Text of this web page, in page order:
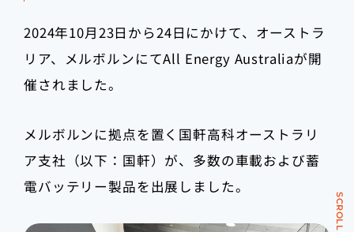
SCROLL
2024年10月23日から24日にかけて、オーストラ
リア、メルボルンにてAll Energy Australiaが開
催されました。
メルボルンに拠点を置く国軒高科オーストラリ
ア支社（以下：国軒）が、多数の車載および蓄
電バッテリー製品を出展しました。